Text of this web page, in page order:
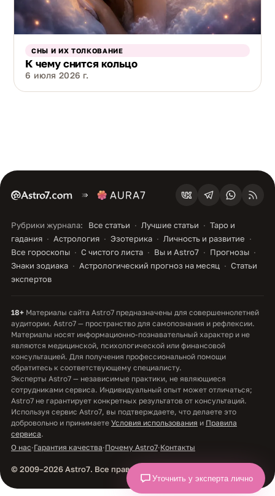
СНЫ И ИХ ТОЛКОВАНИЕ
К чему снится кольцо
6 июля 2026 г.
Уточнить у эксперта лично
Рубрики журнала: Все статьи Лучшие статьи
Таро и
гадания
Астрология Эзотерика
Личность и развитие
Все гороскопы
С чистого листа Вы и Astro7
Прогнозы
Знаки зодиака
Астрологический прогноз на месяц
Статьи
экспертов
18+ Материалы сайта Astro7 предназначены для совершеннолетней
аудитории. Astro7 — пространство для самопознания и рефлексии.
Материалы носят информационно-познавательный характер и не
являются медицинской, психологической или финансовой
консультацией. Для получения профессиональной помощи
обратитесь к соответствующему специалисту.
Эксперты Astro7 — независимые практики, не являющиеся
сотрудниками сервиса. Индивидуальный опыт может отличаться;
Astro7 не гарантирует конкретных результатов от консультаций.
Используя сервис Astro7, вы подтверждаете, что делаете это
добровольно и принимаете Условия использования и Правила
сервиса.
О нас·Гарантия качества·Почему Astro7·Контакты
© 2009–2026 Astro7. Все права защищены.